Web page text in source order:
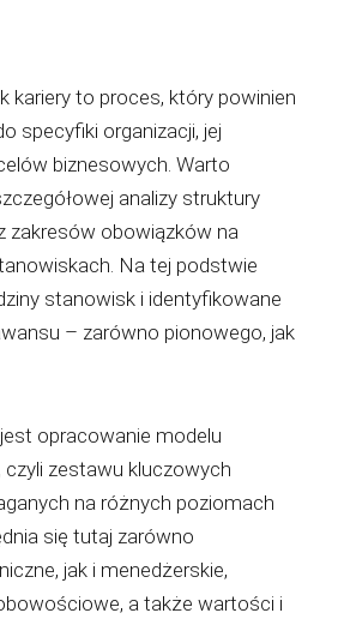
kariery to proces, który powinien
specyfiki organizacji, jej
biznesowych. Warto
analizy struktury
zakresów obowiązków na
Na tej podstwie
stanowisk i identyfikowane
– zarówno pionowego, jak
opracowanie modelu
zestawu kluczowych
na różnych poziomach
się tutaj zarówno
jak i menedżerskie,
a także wartości i